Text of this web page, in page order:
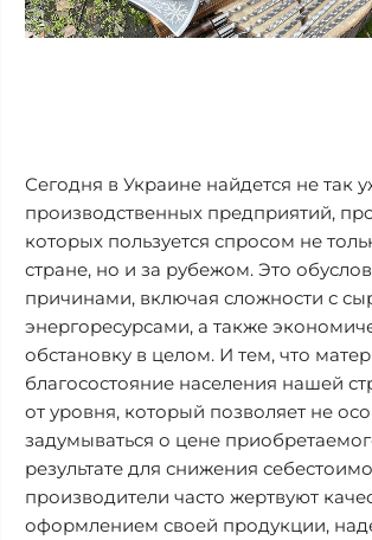
Сегодня в Украине найдется не так
производственных предприятий,
которых пользуется спросом не
стране, но и за рубежом. Это
причинами, включая сложности с
энергоресурсами, а также
обстановку в целом. И тем, что
благосостояние населения нашей
от уровня, который позволяет не
задумываться о цене
результате для снижения
производители часто жертвуют
оформлением своей продукции,